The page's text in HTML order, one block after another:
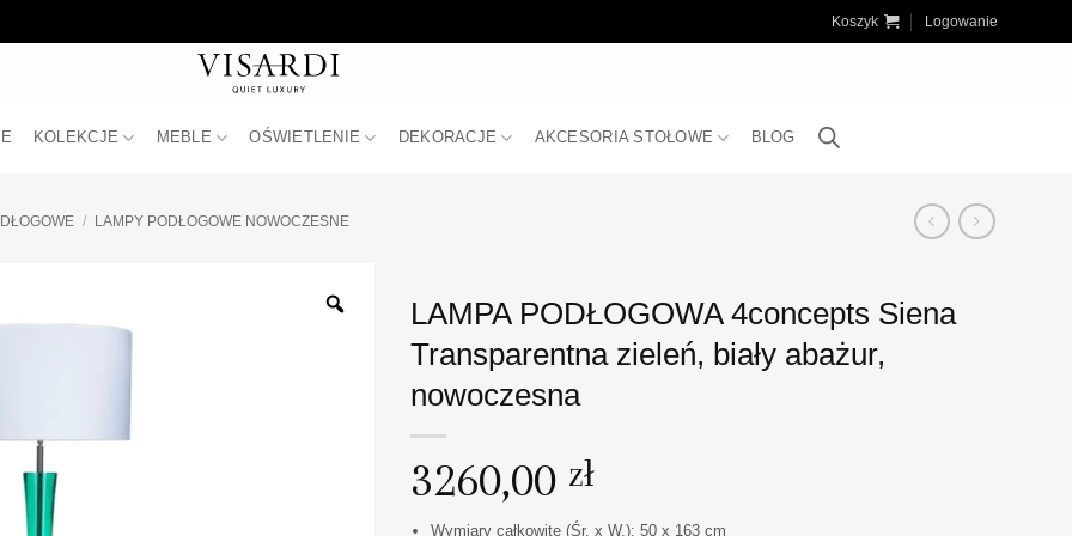
Koszyk Logowanie
KOLEKCJE MEBLE OŚWIETLENIE DEKORACJE AKCESORIA STOŁOWE BLOG
/ LAMPY PODŁOGOWE NOWOCZESNE
LAMPA PODŁOGOWA 4concepts Siena
Transparentna zieleń, biały abażur,
nowoczesna
3260,00 zł
Wymiary całkowite (Śr. x W.): 50 x 163 cm